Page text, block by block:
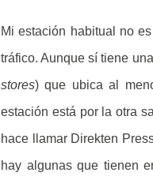
Mi estación habitual no
tráfico. Aunque sí tiene
stores) que ubica al
estación está por la otra
hace llamar Direkten
hay algunas que tienen